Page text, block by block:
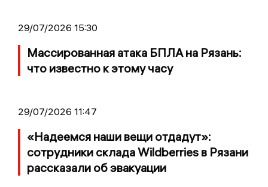
29/07/2026 15:30
Массированная атака БПЛА на Рязань:
что известно к этому часу
29/07/2026 11:47
«Надеемся наши вещи отдадут»:
сотрудники склада Wildberries в Рязани
рассказали об эвакуации